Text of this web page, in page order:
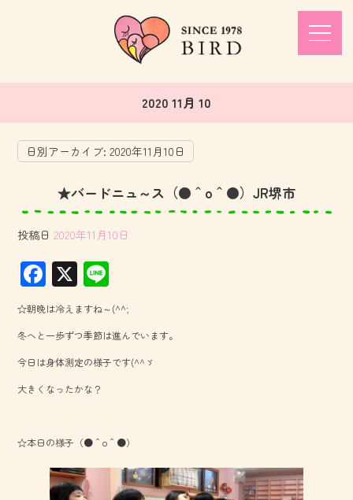
2020 11月 10
日別アーカイブ:2020年11月10日
★バードニュ～ス（●＾o＾●）JR堺市
投稿日 2020年11月10日
F
ac
e
b
o
ok
X
ne
☆朝晩は冷えますね～(^^;
冬へと一歩ずつ季節は進んでいます。
今日は身体測定の様子です(^^ゞ
大きくなったかな？
☆本日の様子（●＾o＾●）